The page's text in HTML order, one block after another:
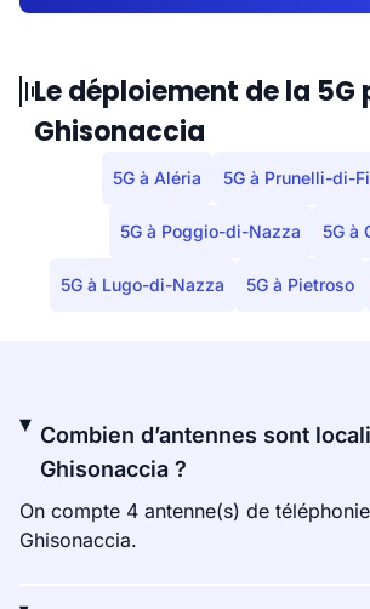
Le déploiement de la 5G
Ghisonaccia
5G à Aléria 5G à Prunelli-di-
5G à Poggio-di-Nazza 5G à
5G à Lugo-di-Nazza 5G à Pietroso
Combien d’antennes sont
Ghisonaccia ?
On compte 4 antenne(s) de
Ghisonaccia.